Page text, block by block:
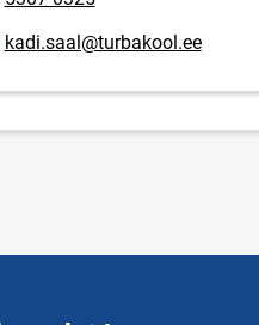
aadress
kadi.saal@turbakool.ee